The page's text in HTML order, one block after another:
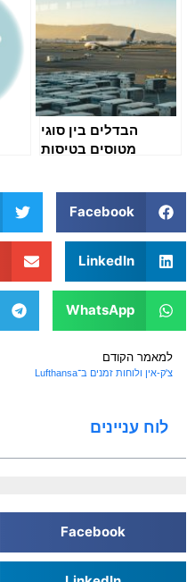
הבדלים בין סוגי
מטוסים בטיסות
Facebook
LinkedIn
WhatsApp
למאמר הקודם
צ'ק-אין ולוחות זמנים ב־Lufthansa
לוח עניינים
Facebook